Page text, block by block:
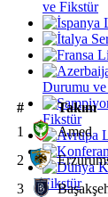
ve Fikstür
Durumu
Fikstür
Fikstür
# Takım
1
Amed
2
3